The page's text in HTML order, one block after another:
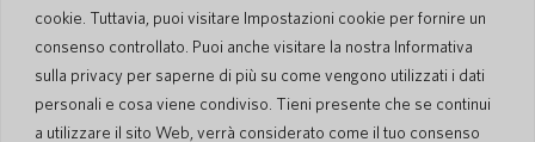
cookie. Tuttavia, puoi visitare Impostazioni cookie per fornire un
consenso controllato. Puoi anche visitare la nostra Informativa
sulla privacy per saperne di più su come vengono utilizzati i dati
personali e cosa viene condiviso. Tieni presente che se continui
a utilizzare il sito Web, verrà considerato come il tuo consenso
Gestione dei Cookie
Impostazioni dei cookie
Dichiarazione sulla privacy
Condizioni d'uso del sito web